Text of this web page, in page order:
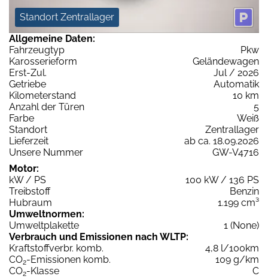
Standort Zentrallager
Allgemeine Daten:
Fahrzeugtyp
Pkw
Karosserieform
Geländewagen
Erst-Zul.
Jul / 2026
Getriebe
Automatik
Kilometerstand
10 km
Anzahl der Türen
5
Farbe
Weiß
Standort
Zentrallager
Lieferzeit
ab ca. 18.09.2026
Unsere Nummer
GW-V4716
Motor:
kW / PS
100 kW / 136 PS
Treibstoff
Benzin
Hubraum
1.199 cm³
Umweltnormen:
Umweltplakette
1 (None)
Verbrauch und Emissionen nach WLTP:
Kraftstoffverbr. komb.
4,8 l/100km
CO2-Emissionen komb.
109 g/km
CO2-Klasse
C